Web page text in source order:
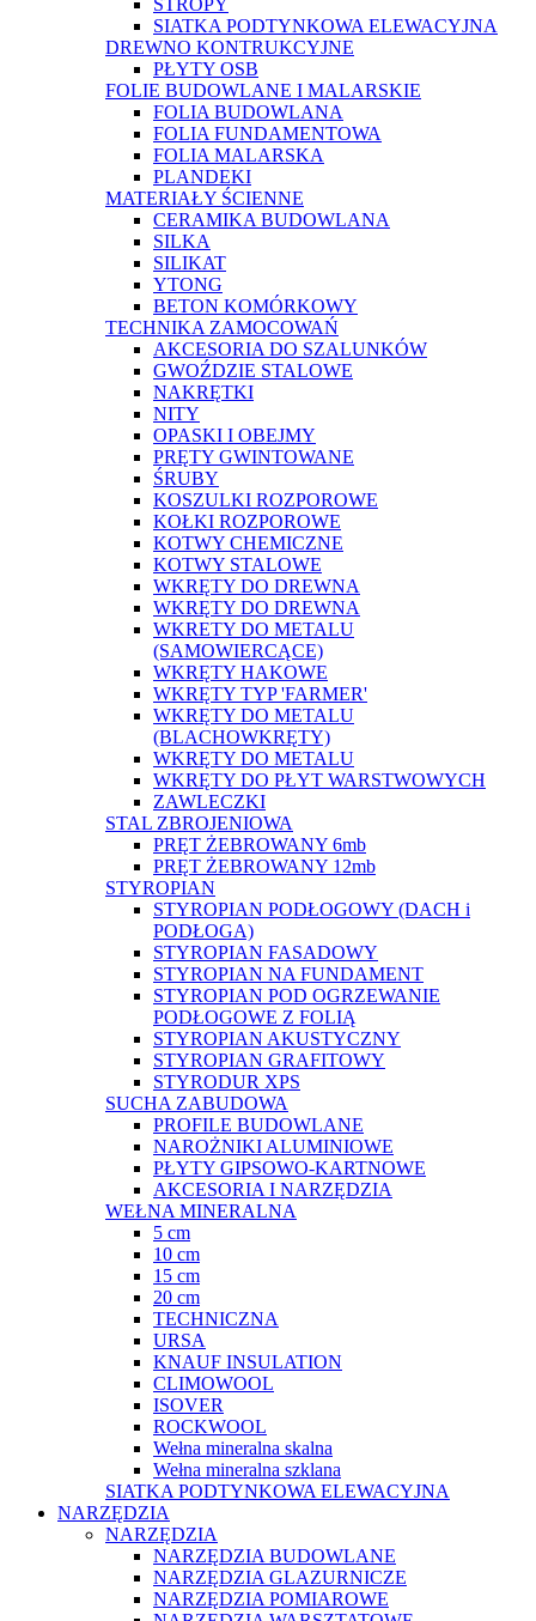
STROPY
SIATKA PODTYNKOWA ELEWACYJNA
DREWNO KONTRUKCYJNE
PŁYTY OSB
FOLIE BUDOWLANE I MALARSKIE
FOLIA BUDOWLANA
FOLIA FUNDAMENTOWA
FOLIA MALARSKA
PLANDEKI
MATERIAŁY ŚCIENNE
CERAMIKA BUDOWLANA
SILKA
SILIKAT
YTONG
BETON KOMÓRKOWY
TECHNIKA ZAMOCOWAŃ
AKCESORIA DO SZALUNKÓW
GWOŹDZIE STALOWE
NAKRĘTKI
NITY
OPASKI I OBEJMY
PRĘTY GWINTOWANE
ŚRUBY
KOSZULKI ROZPOROWE
KOŁKI ROZPOROWE
KOTWY CHEMICZNE
KOTWY STALOWE
WKRĘTY DO DREWNA
WKRĘTY DO DREWNA
WKRETY DO METALU
(SAMOWIERCĄCE)
WKRĘTY HAKOWE
WKRĘTY TYP 'FARMER'
WKRĘTY DO METALU
(BLACHOWKRĘTY)
WKRĘTY DO METALU
WKRĘTY DO PŁYT WARSTWOWYCH
ZAWLECZKI
STAL ZBROJENIOWA
PRĘT ŻEBROWANY 6mb
PRĘT ŻEBROWANY 12mb
STYROPIAN
STYROPIAN PODŁOGOWY (DACH i
PODŁOGA)
STYROPIAN FASADOWY
STYROPIAN NA FUNDAMENT
STYROPIAN POD OGRZEWANIE
PODŁOGOWE Z FOLIĄ
STYROPIAN AKUSTYCZNY
STYROPIAN GRAFITOWY
STYRODUR XPS
SUCHA ZABUDOWA
PROFILE BUDOWLANE
NAROŻNIKI ALUMINIOWE
PŁYTY GIPSOWO-KARTNOWE
AKCESORIA I NARZĘDZIA
WEŁNA MINERALNA
5 cm
10 cm
15 cm
20 cm
TECHNICZNA
URSA
KNAUF INSULATION
CLIMOWOOL
ISOVER
ROCKWOOL
Wełna mineralna skalna
Wełna mineralna szklana
SIATKA PODTYNKOWA ELEWACYJNA
NARZĘDZIA
NARZĘDZIA
NARZĘDZIA BUDOWLANE
NARZĘDZIA GLAZURNICZE
NARZĘDZIA POMIAROWE